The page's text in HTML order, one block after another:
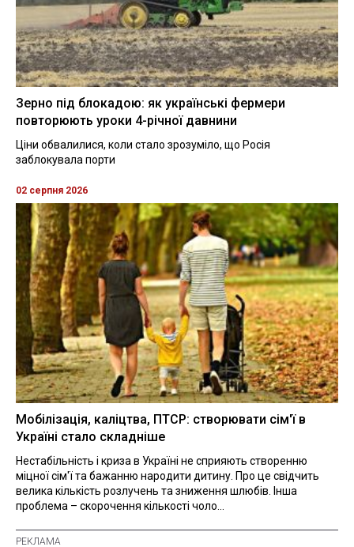
Зерно під блокадою: як українські фермери
повторюють уроки 4-річної давнини
Ціни обвалилися, коли стало зрозуміло, що Росія
заблокувала порти
02 серпня 2026
Мобілізація, каліцтва, ПТСР: створювати сім'ї в
Україні стало складніше
Нестабільність і криза в Україні не сприяють створенню
міцної сім'ї та бажанню народити дитину. Про це свідчить
велика кількість розлучень та зниження шлюбів. Інша
проблема – скорочення кількості чоло...